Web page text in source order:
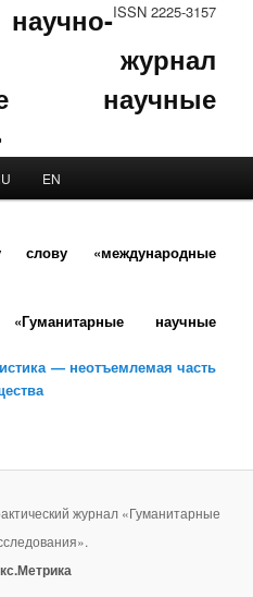
ISSN 2225-3157
журнал
научные
EN
«международные
научные
— неотъемлемая часть
журнал «Гуманитарные